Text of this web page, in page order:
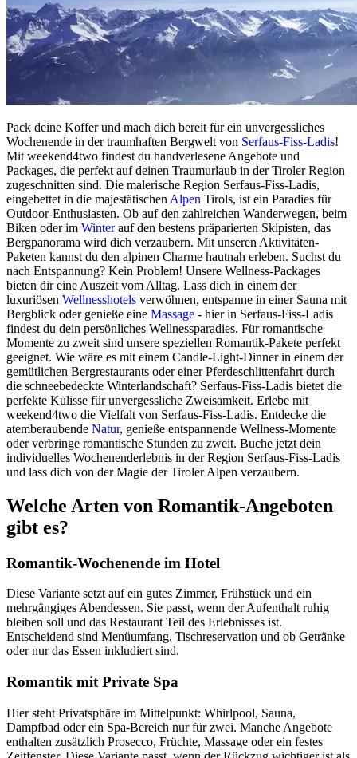
Pack deine Koffer und mach dich bereit für ein unvergessliches
Wochenende in der traumhaften Bergwelt von Serfaus-Fiss-Ladis!
Mit weekend4two findest du handverlesene Angebote und
Packages, die perfekt auf deinen Traumurlaub in der Tiroler Region
zugeschnitten sind. Die malerische Region Serfaus-Fiss-Ladis,
eingebettet in die majestätischen Alpen Tirols, ist ein Paradies für
Outdoor-Enthusiasten. Ob auf den zahlreichen Wanderwegen, beim
Biken oder im Winterauf den bestens präparierten Skipisten, das
Bergpanorama wird dich verzaubern. Mit unseren Aktivitäten-
Paketen kannst du den alpinen Charme hautnah erleben. Suchst du
nach Entspannung? Kein Problem! Unsere Wellness-Packages
bieten dir eine Auszeit vom Alltag. Lass dich in einem der
luxuriösen Wellnesshotels verwöhnen, entspanne in einer Sauna mit
Bergblick oder genieße eine Massage - hier in Serfaus-Fiss-Ladis
findest du dein persönliches Wellnessparadies. Für romantische
Momente zu zweit sind unsere speziellen Romantik-Pakete perfekt
geeignet. Wie wäre es mit einem Candle-Light-Dinner in einem der
gemütlichen Bergrestaurants oder einer Pferdeschlittenfahrt durch
die schneebedeckte Winterlandschaft? Serfaus-Fiss-Ladis bietet die
perfekte Kulisse für unvergessliche Zweisamkeit. Erlebe mit
weekend4two die Vielfalt von Serfaus-Fiss-Ladis. Entdecke die
atemberaubende Natur, genieße entspannende Wellness-Momente
oder verbringe romantische Stunden zu zweit. Buche jetzt dein
individuelles Wochenenderlebnis in der Region Serfaus-Fiss-Ladis
und lass dich von der Magie der Tiroler Alpen verzaubern.
Welche Arten von Romantik-Angeboten
gibt es?
Romantik-Wochenende im Hotel
Diese Variante setzt auf ein gutes Zimmer, Frühstück und ein
mehrgängiges Abendessen. Sie passt, wenn der Aufenthalt ruhig
bleiben soll und das Restaurant Teil des Erlebnisses ist.
Entscheidend sind Menüumfang, Tischreservation und ob Getränke
oder nur das Essen inkludiert sind.
Romantik mit Private Spa
Hier steht Privatsphäre im Mittelpunkt: Whirlpool, Sauna,
Dampfbad oder ein Spa-Bereich nur für zwei. Manche Angebote
enthalten zusätzlich Prosecco, Früchte, Massage oder ein festes